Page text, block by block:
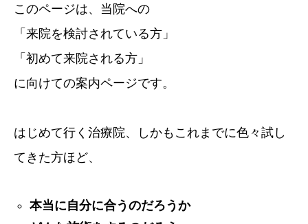
このページは、当院への
「来院を検討されている方」
「初めて来院される方」
に向けての案内ページです。
はじめて行く治療院、しかもこれまでに色々試し
てきた方ほど、
本当に自分に合うのだろうか
症例・喜びの声
ブログ